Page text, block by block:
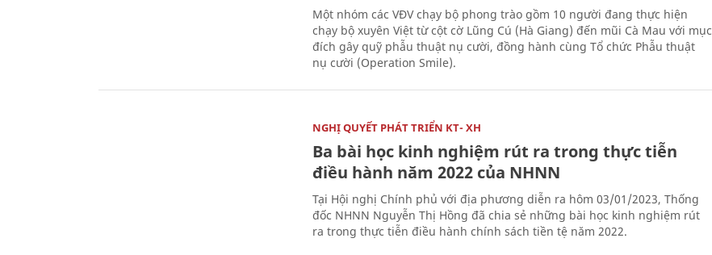
Một nhóm các VĐV chạy bộ phong trào gồm 10 người đang thực hiện
chạy bộ xuyên Việt từ cột cờ Lũng Cú (Hà Giang) đến mũi Cà Mau với mục
đích gây quỹ phẫu thuật nụ cười, đồng hành cùng Tổ chức Phẫu thuật
nụ cười (Operation Smile).
NGHỊ QUYẾT PHÁT TRIỂN KT- XH
Ba bài học kinh nghiệm rút ra trong thực tiễn
điều hành năm 2022 của NHNN
Tại Hội nghị Chính phủ với địa phương diễn ra hôm 03/01/2023, Thống
đốc NHNN Nguyễn Thị Hồng đã chia sẻ những bài học kinh nghiệm rút
ra trong thực tiễn điều hành chính sách tiền tệ năm 2022.